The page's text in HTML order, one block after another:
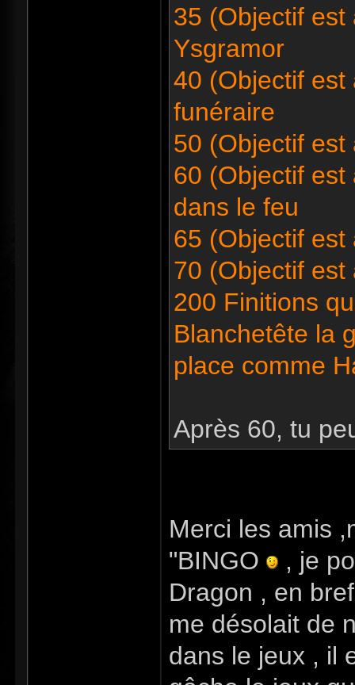
35 (Objectif
Ysgramor
40 (Objectif
funéraire
50 (Objectif
60 (Objectif
dans le feu
65 (Objectif est
70 (Objectif
200 Finitions
Blanchetête la
place comme
Après 60, tu
Merci les amis
"BINGO
, je
Dragon , en
me désolait de
dans le jeux , il